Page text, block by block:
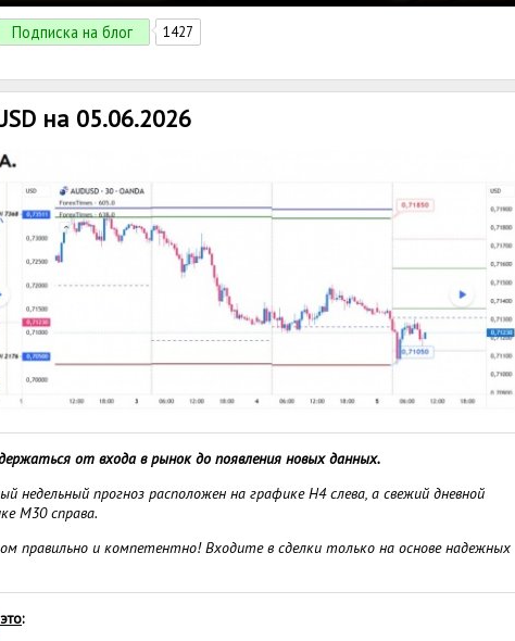
Подписка на блог 1427
на 05.06.2026
от входа в рынок до появления новых данных.
недельный прогноз расположен на графике H4 слева, а свежий дневной
M30 справа.
правильно и компетентно! Входите в сделки только на основе надежных
это: